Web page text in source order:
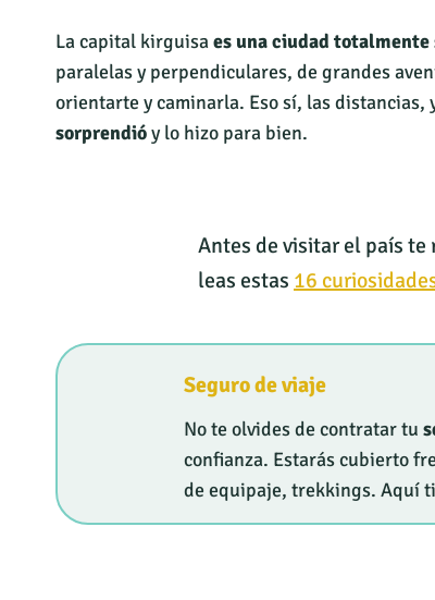
La capital kirguisaes una ciudad totalmente
paralelas y perpendiculares, de grandes
orientarte y caminarla. Eso sí, las distancias,
sorprendióy lo hizo para bien.
Antes de visitar el país
leas estas 16
Seguro de viaje
No te olvides de contratar tu
confianza. Estarás cubierto
de equipaje, trekkings. Aquí